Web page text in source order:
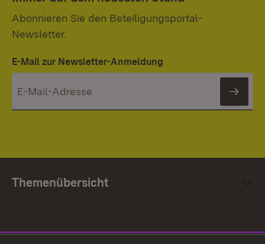
Abonnieren Sie den Beteiligungsportal-
Newsletter.
E-Mail zur Newsletter-Anmeldung
Themenübersicht